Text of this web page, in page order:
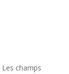
Les champs